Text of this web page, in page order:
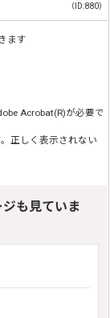
（ID:880）
ます
Acrobat(R)が必要で
正しく表示されない
も見ていま